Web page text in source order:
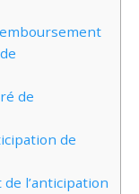
de
de
l’anticipation